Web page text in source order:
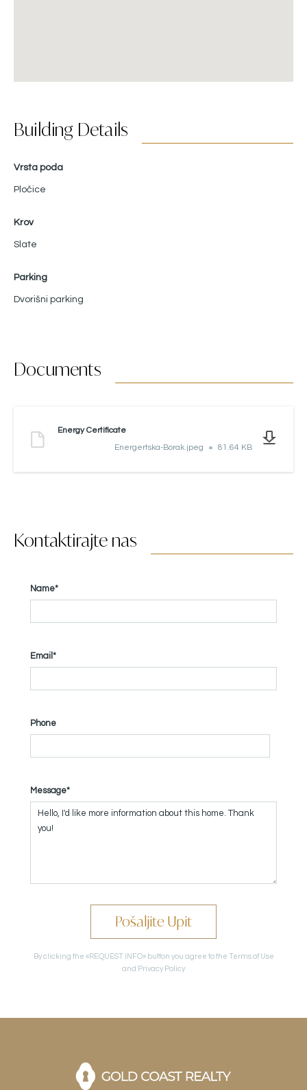
Building Details
Vrsta poda
Pločice
Krov
Slate
Parking
Dvorišni parking
Documents
Energy Certificate
Energertska-Borak.jpeg
81.64 KB
Kontaktirajte nas
Name*
Email*
Phone
Message*
Pošaljite Upit
By clicking the «REQUEST INFO» button you agree to the Terms of Use
and Privacy Policy